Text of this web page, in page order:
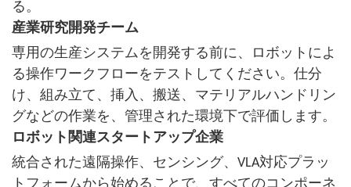
る。
産業研究開発チーム
専用の生産システムを開発する前に、ロボットによ
る操作ワークフローをテストしてください。仕分
け、組み立て、挿入、搬送、マテリアルハンドリン
グなどの作業を、管理された環境下で評価します。
ロボット関連スタートアップ企業
統合された遠隔操作、センシング、VLA対応プラッ